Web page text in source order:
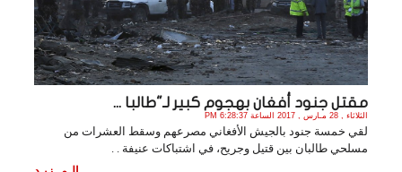
مقتل جنود أفغان بهجوم كبير لـ"طالبا ...
الثلاثاء , 28 مـارس , 2017 الساعة 6:28:37 PM
لقي خمسة جنود بالجيش الأفغاني مصرعهم وسقط العشرات من
مسلحي طالبان بين قتيل وجريح، في اشتباكات عنيفة . .